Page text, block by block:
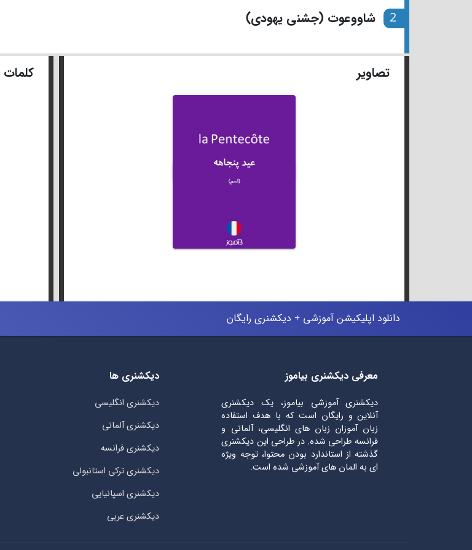
2 شاووعوت (جشنی یهودی)
تصاویر
دانلود اپلیکیشن آموزشی + دیکشنری رایگان
معرفی دیکشنری بیاموز
دیکشنری آموزشی بیاموز، یک دیکشنری
آنلاین و رایگان است که با هدف استفاده
زبان آموزان زبان های انگلیسی، آلمانی و
فرانسه طراحی شده. در طراحی این دیکشنری
گذشته از استاندارد بودن محتوا، توجه ویژه
ای به المان های آموزشی شده است.
دیکشنری ها
دیکشنری انگلیسی
دیکشنری آلمانی
دیکشنری فرانسه
دیکشنری ترکی استانبولی
دیکشنری اسپانیایی
دیکشنری عربی